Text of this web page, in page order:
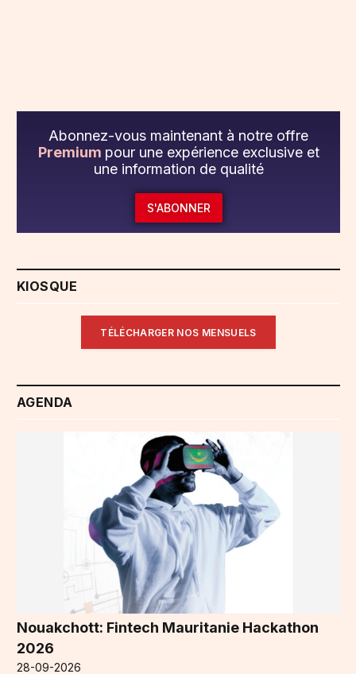
Abonnez-vous maintenant à notre offre
Premium pour une expérience exclusive et
une information de qualité
S'ABONNER
KIOSQUE
TÉLÉCHARGER NOS MENSUELS
AGENDA
Nouakchott: Fintech Mauritanie Hackathon
2026
28-09-2026